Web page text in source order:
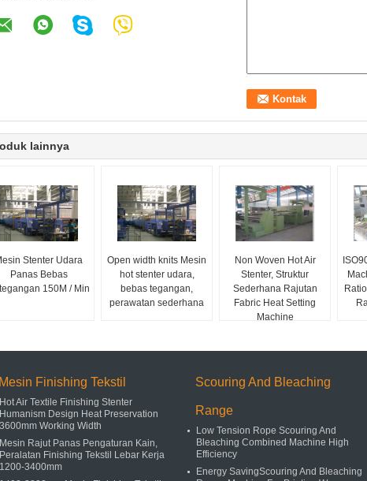
lainnya
Stenter Udara
Panas Bebas
150M / Min
Open width knits Mesin
hot stenter udara,
bebas tegangan,
perawatan sederhana
Non Woven Hot Air
Stenter, Struktur
Sederhana Rajutan
Fabric Heat Setting
Machine
Mesin Finishing Tekstil
Hot Air Textile Finishing Stenter
Humanism Design Heat Preservation
3600mm Working Width
Mesin Rajut Panas Pengaturan Kain,
Peralatan Finishing Tekstil Lebar Kerja
1200-3400mm
Scouring And Bleaching
Range
Low Tension Rope Scouring And
Bleaching Combined Machine High
Efficiency
Energy SavingScouring And Bleaching